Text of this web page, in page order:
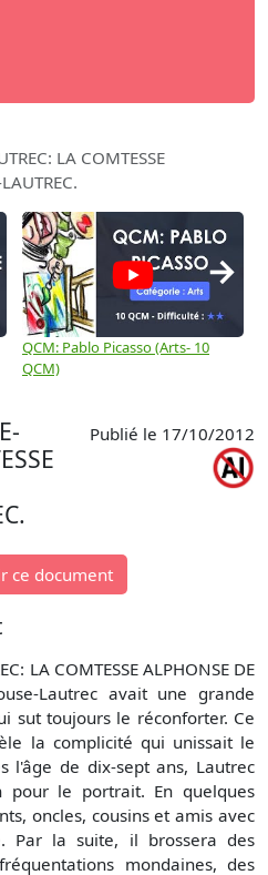
LA COMTESSE
QCM: Pablo Picasso (Arts- 10
QCM)
→
Publié le 17/10/2012
ce document
LA COMTESSE ALPHONSE DE
Lautrec avait une grande
sut toujours le réconforter. Ce
la complicité qui unissait le
l'âge de dix-sept ans, Lautrec
pour le portrait. En quelques
oncles, cousins et amis avec
Par la suite, il brossera des
mondaines, des